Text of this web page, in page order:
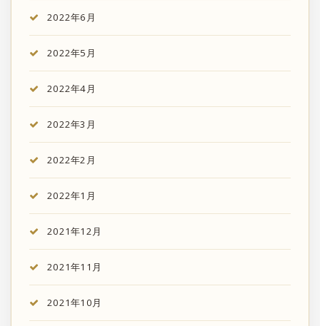
2022年6月
2022年5月
2022年4月
2022年3月
2022年2月
2022年1月
2021年12月
2021年11月
2021年10月